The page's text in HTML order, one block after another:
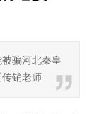
骗河北秦皇
销老师